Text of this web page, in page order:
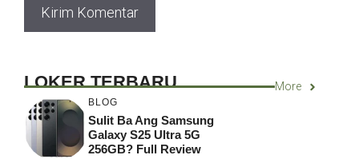
LOKER TERBARU More
BLOG
Sulit Ba Ang Samsung
Galaxy S25 Ultra 5G
256GB? Full Review